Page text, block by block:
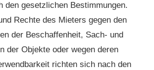
den gesetzlichen Bestimmungen.
Rechte des Mieters gegen den
der Beschaffenheit, Sach- und
der Objekte oder wegen deren
richten sich nach den